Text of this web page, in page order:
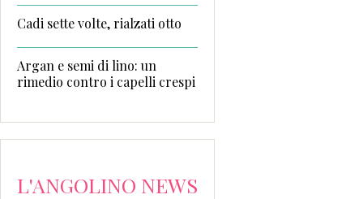
Cadi sette volte, rialzati otto
Argan e semi di lino: un
rimedio contro i capelli crespi
L'ANGOLINO NEWS